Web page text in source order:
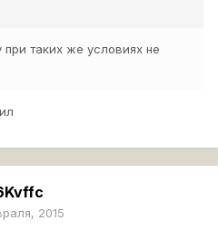
таких же условиях не
2015